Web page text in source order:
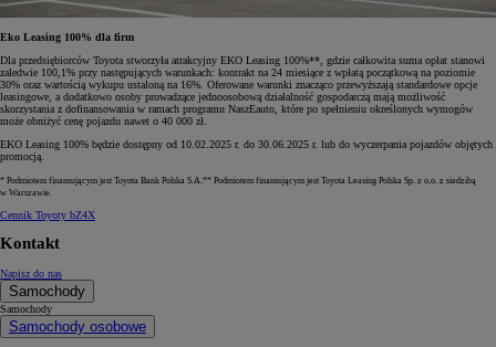
Eko Leasing 100% dla firm
Dla przedsiębiorców Toyota stworzyła atrakcyjny EKO Leasing 100%**, gdzie całkowita suma opłat stanowi
zaledwie 100,1% przy następujących warunkach: kontrakt na 24 miesiące z wpłatą początkową na poziomie
30% oraz wartością wykupu ustaloną na 16%. Oferowane warunki znacząco przewyższają standardowe opcje
leasingowe, a dodatkowo osoby prowadzące jednoosobową działalność gospodarczą mają możliwość
skorzystania z dofinansowania w ramach programu NaszEauto, które po spełnieniu określonych wymogów
może obniżyć cenę pojazdu nawet o 40 000 zł.
EKO Leasing 100% będzie dostępny od 10.02.2025 r. do 30.06.2025 r. lub do wyczerpania pojazdów objętych
promocją.
* Podmiotem finansującym jest Toyota Bank Polska S.A.** Podmiotem finansującym jest Toyota Leasing Polska Sp. z o.o. z siedzibą
w Warszawie.
Cennik Toyoty bZ4X
Kontakt
Napisz do nas
Samochody
Samochody
Samochody osobowe